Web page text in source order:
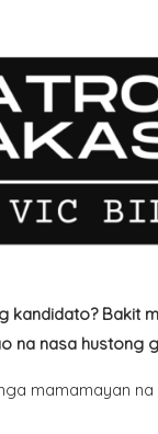
Bakit
na nasa hustong
mamamayan